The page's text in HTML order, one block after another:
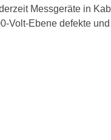
Messgeräte in
Volt-Ebene defekte